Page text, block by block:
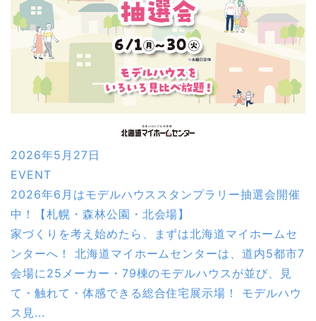
2026年5月27日
EVENT
2026年6月はモデルハウススタンプラリー抽選会開催
中！【札幌・森林公園・北会場】
家づくりを考え始めたら、まずは北海道マイホームセ
ンターへ！ 北海道マイホームセンターは、道内5都市7
会場に25メーカー・79棟のモデルハウスが並び、見
て・触れて・体感できる総合住宅展示場！ モデルハウ
ス見...